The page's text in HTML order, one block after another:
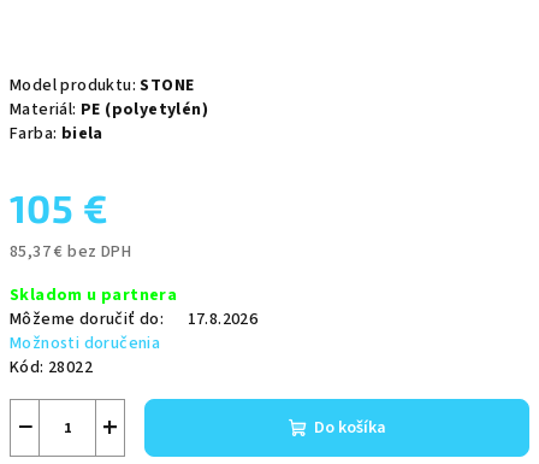
Model produktu:STONE
Materiál: PE (polyetylén)
Farba: biela
105 €
85,37 € bez DPH
cena:
Skladom u partnera
Môžeme doručiť do:
17.8.2026
Možnosti doručenia
Kód: 28022
+
− Do košíka